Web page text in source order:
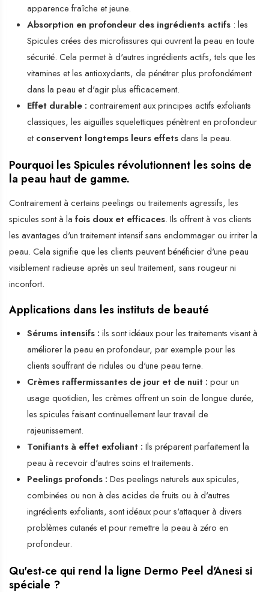
apparence fraîche et jeune.
Absorption en profondeur des ingrédients actifs : les
Spicules crées des microfissures qui ouvrent la peau en toute
sécurité. Cela permet à d'autres ingrédients actifs, tels que les
vitamines et les antioxydants, de pénétrer plus profondément
dans la peau et d'agir plus efficacement.
Effet durable : contrairement aux principes actifs exfoliants
classiques, les aiguilles squelettiques pénètrent en profondeur
etconservent longtemps leurs effetsdans la peau.
Pourquoi les Spicules révolutionnent les soins de
la peau haut de gamme.
Contrairement à certains peelings ou traitements agressifs, les
spicules sont à la fois doux et efficaces. Ils offrent à vos clients
les avantages d'un traitement intensif sans endommager ou irriter la
peau. Cela signifie que les clients peuvent bénéficier d'une peau
visiblement radieuse après un seul traitement, sans rougeur ni
inconfort.
Applications dans les instituts de beauté
Sérums intensifs : ils sont idéaux pour les traitements visant à
améliorer la peau en profondeur, par exemple pour les
clients souffrant de ridules ou d'une peau terne.
Crèmes raffermissantes de jour et de nuit : pour un
usage quotidien, les crèmes offrent un soin de longue durée,
les spicules faisant continuellement leur travail de
rajeunissement.
Tonifiants à effet exfoliant : Ils préparent parfaitement la
peau à recevoir d'autres soins et traitements.
Peelings profonds : Des peelings naturels aux spicules,
combinées ou non à des acides de fruits ou à d'autres
ingrédients exfoliants, sont idéaux pour s'attaquer à divers
problèmes cutanés et pour remettre la peau à zéro en
profondeur.
Qu'est-ce qui rend la ligne Dermo Peel d'Anesi si
spéciale ?